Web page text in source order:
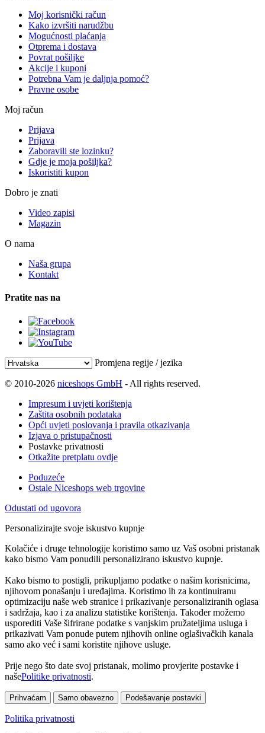
Moj korisnički račun
Kako izvršiti narudžbu
Mogućnosti plaćanja
Otprema i dostava
Povrat pošiljke
Akcije i kuponi
Potrebna Vam je daljnja pomoć?
Pravne osobe
Moj račun
Prijava
Prijava
Zaboravili ste lozinku?
Gdje je moja pošiljka?
Iskoristiti kupon
Dobro je znati
Video zapisi
Magazin
O nama
Naša grupa
Kontakt
Pratite nas na
Promjena regije / jezika
© 2010-2026 niceshops GmbH - All rights reserved.
Impresum i uvjeti korištenja
Zaštita osobnih podataka
Opći uvjeti poslovanja i pravila otkazivanja
Izjava o pristupačnosti
Postavke privatnosti
Otkažite pretplatu ovdje
Poduzeće
Ostale Niceshops web trgovine
Odustati od ugovora
Personalizirajte svoje iskustvo kupnje
Kolačiće i druge tehnologije koristimo samo uz Vaš osobni pristanak
kako bismo Vam ponudili personalizirano iskustvo kupnje.
Kako bismo to postigli, prikupljamo podatke o našim korisnicima,
njihovom ponašanju i uređajima. Koristimo ih za kontinuiranu
optimizaciju naše web stranice i prikazivanje personaliziranih oglasa
i sadržaja, kao i za analizu statistike korištenja. Također možemo
usporediti Vaše šifrirane podatke s vanjskim pružateljima usluga i
prikazivati Vam ponude putem njihovih online oglašivačkih kanala
samo ako već i sami koristite njihove usluge.
Prije nego što date svoj pristanak, molimo provjerite postavke i
našePolitike privatnosti.
Prihvaćam Samo obavezno Podešavanje postavki
Politika privatnosti